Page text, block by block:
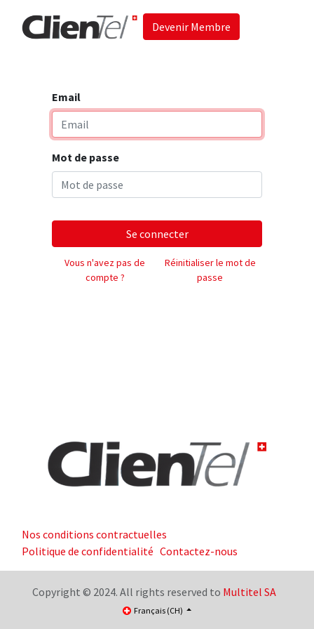
Devenir Membre
Email
Mot de passe
Se connecter
Vous n'avez pas de
compte ?
Réinitialiser le mot de
passe
Nos conditions contractuelles
Politique de confidentialité Contactez-nous
Copyright © 2024. All rights reserved to Multitel SA
Français (CH)